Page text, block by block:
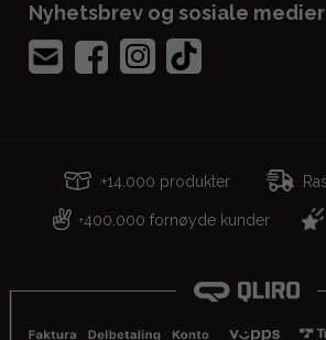
Nyhetsbrev og sosiale medier
+14.000 produkter
+400.000 fornøyde kunder